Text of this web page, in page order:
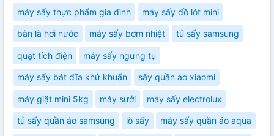
máy sấy thực phẩm gia đình máy sấy đồ lót mini
bàn là hơi nước máy sấy bơm nhiệt tủ sấy samsung
quạt tích điện máy sấy ngưng tụ
máy sấy bát đĩa khử khuẩn sấy quần áo xiaomi
máy giặt mini 5kg máy sưởi máy sấy electrolux
tủ sấy quần áo samsung lò sấy máy sấy quần áo aqua